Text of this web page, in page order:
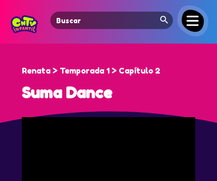
Search
for:
Search Button
Renata > Temporada 1 > Capítulo 2
Suma Dance